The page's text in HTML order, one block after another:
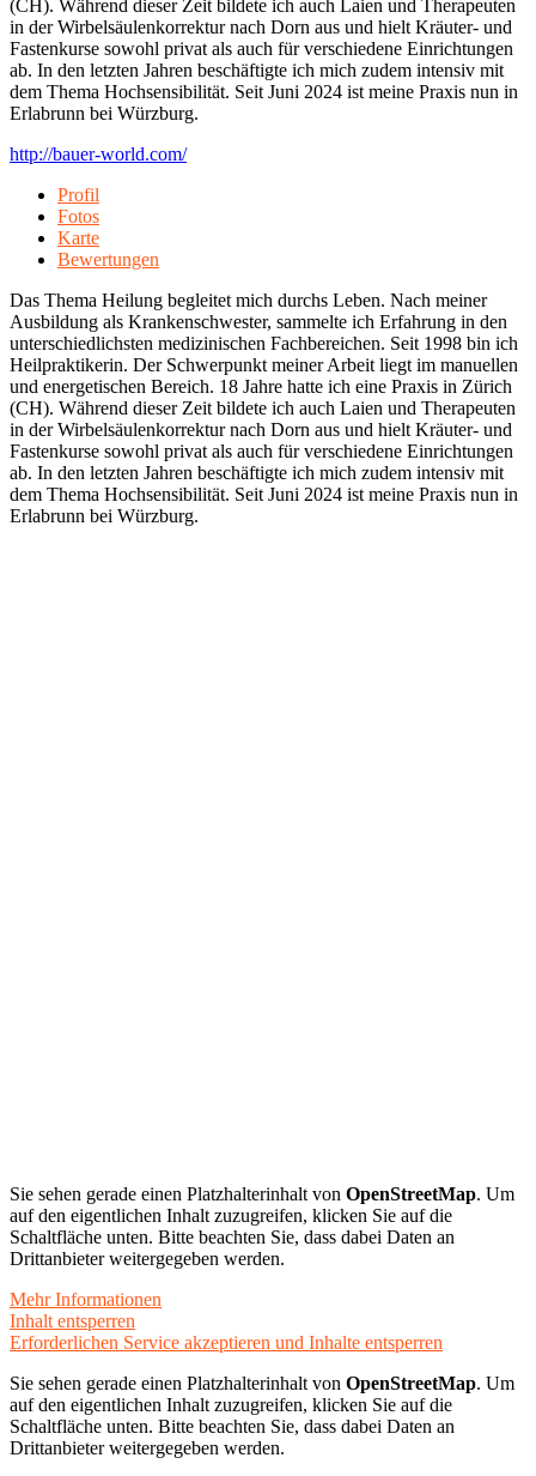
(CH). Während dieser Zeit bildete ich auch Laien und Therapeuten
in der Wirbelsäulenkorrektur nach Dorn aus und hielt Kräuter- und
Fastenkurse sowohl privat als auch für verschiedene Einrichtungen
ab. In den letzten Jahren beschäftigte ich mich zudem intensiv mit
dem Thema Hochsensibilität. Seit Juni 2024 ist meine Praxis nun in
Erlabrunn bei Würzburg.
http://bauer-world.com/
Profil
Fotos
Karte
Bewertungen
Das Thema Heilung begleitet mich durchs Leben. Nach meiner
Ausbildung als Krankenschwester, sammelte ich Erfahrung in den
unterschiedlichsten medizinischen Fachbereichen. Seit 1998 bin ich
Heilpraktikerin. Der Schwerpunkt meiner Arbeit liegt im manuellen
und energetischen Bereich. 18 Jahre hatte ich eine Praxis in Zürich
(CH). Während dieser Zeit bildete ich auch Laien und Therapeuten
in der Wirbelsäulenkorrektur nach Dorn aus und hielt Kräuter- und
Fastenkurse sowohl privat als auch für verschiedene Einrichtungen
ab. In den letzten Jahren beschäftigte ich mich zudem intensiv mit
dem Thema Hochsensibilität. Seit Juni 2024 ist meine Praxis nun in
Erlabrunn bei Würzburg.
Sie sehen gerade einen Platzhalterinhalt von OpenStreetMap. Um
auf den eigentlichen Inhalt zuzugreifen, klicken Sie auf die
Schaltfläche unten. Bitte beachten Sie, dass dabei Daten an
Drittanbieter weitergegeben werden.
Mehr Informationen
Inhalt entsperren
Erforderlichen Service akzeptieren und Inhalte entsperren
Sie sehen gerade einen Platzhalterinhalt von OpenStreetMap. Um
auf den eigentlichen Inhalt zuzugreifen, klicken Sie auf die
Schaltfläche unten. Bitte beachten Sie, dass dabei Daten an
Drittanbieter weitergegeben werden.